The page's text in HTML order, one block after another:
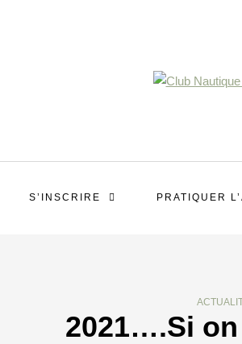
S’INSCRIRE PRATIQUER
2021….Si